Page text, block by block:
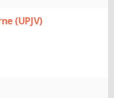
(UPJV)